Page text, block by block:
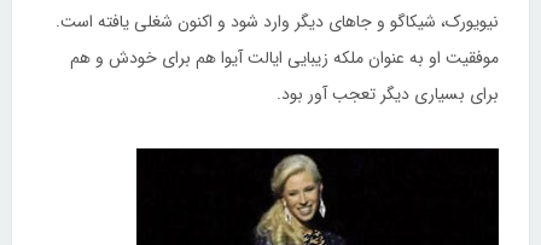
نیویورک، شیکاگو و جاهای دیگر وارد شود و اکنون شغلی یافته است.
موفقیت او به عنوان ملکه زیبایی ایالت آیوا هم برای خودش و هم
برای بسیاری دیگر تعجب آور بود.